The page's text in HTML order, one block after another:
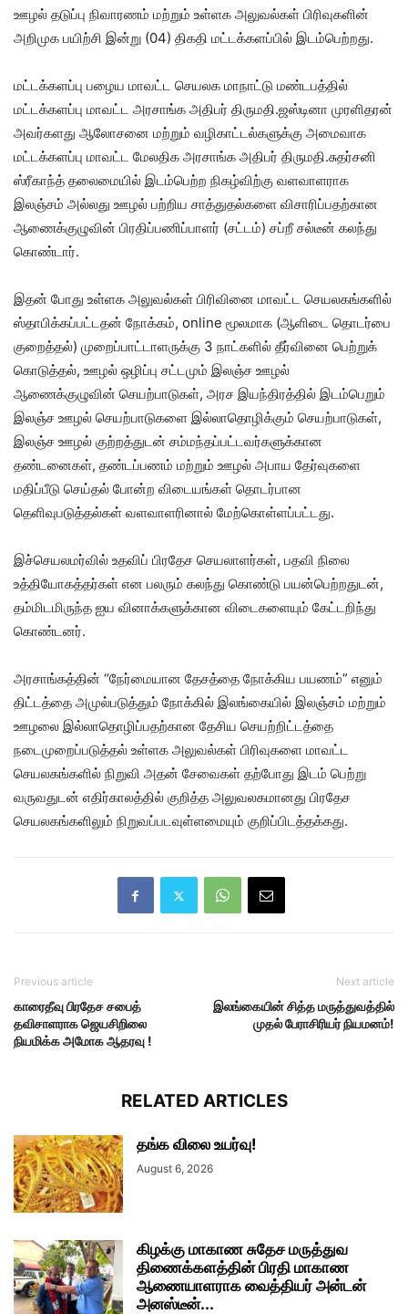
ஊழல் தடுப்பு நிவாரணம் மற்றும் உள்ளக அலுவல்கள் பிரிவுகளின்
அறிமுக பயிற்சி இன்று (04) திகதி மட்டக்களப்பில் இடம்பெற்றது.
மட்டக்களப்பு பழைய மாவட்ட செயலக மாநாட்டு மண்டபத்தில்
மட்டக்களப்பு மாவட்ட அரசாங்க அதிபர் திருமதி.ஜஸ்டினா முரளிதரன்
அவர்களது ஆலோசனை மற்றும் வழிகாட்டல்களுக்கு அமைவாக
மட்டக்களப்பு மாவட்ட மேலதிக அரசாங்க அதிபர் திருமதி.சுதர்சனி
ஸ்ரீகாந்த் தலைமையில் இடம்பெற்ற நிகழ்விற்கு வளவாளராக
இலஞ்சம் அல்லது ஊழல் பற்றிய சாத்துதல்களை விசாரிப்பதற்கான
ஆணைக்குழுவின் பிரதிப்பணிப்பாளர் (சட்டம்) சப்றீ சல்டீன் கலந்து
கொண்டார்.
இதன் போது உள்ளக அலுவல்கள் பிரிவினை மாவட்ட செயலகங்களில்
ஸ்தாபிக்கப்பட்டதன் நோக்கம், online மூலமாக (ஆளிடை தொடர்பை
குறைத்தல்) முறைப்பாட்டாளருக்கு 3 நாட்களில் தீர்வினை பெற்றுக்
கொடுத்தல், ஊழல் ஒழிப்பு சட்டமும் இலஞ்ச ஊழல்
ஆணைக்குழுவின் செயற்பாடுகள், அரச இயந்திரத்தில் இடம்பெறும்
இலஞ்ச ஊழல் செயற்பாடுகளை இல்லாதொழிக்கும் செயற்பாடுகள்,
இலஞ்ச ஊழல் குற்றத்துடன் சம்மந்தப்பட்டவர்களுக்கான
தண்டனைகள், தண்டப்பணம் மற்றும் ஊழல் அபாய தேர்வுகளை
மதிப்பீடு செய்தல் போன்ற விடையங்கள் தொடர்பான
தெளிவுபடுத்தல்கள் வளவாளரினால் மேற்கொள்ளப்பட்டது.
இச்செயலமர்வில் உதவிப் பிரதேச செயலாளர்கள், பதவி நிலை
உத்தியோகத்தர்கள் என பலரும் கலந்து கொண்டு பயன்பெற்றதுடன்,
தம்மிடமிருந்த ஐய வினாக்களுக்கான விடைகளையும் கேட்டறிந்து
கொண்டனர்.
அரசாங்கத்தின் “நேர்மையான தேசத்தை நோக்கிய பயணம்” எனும்
திட்டத்தை அமுல்படுத்தும் நோக்கில் இலங்கையில் இலஞ்சம் மற்றும்
ஊழலை இல்லாதொழிப்பதற்கான தேசிய செயற்றிட்டத்தை
நடைமுறைப்படுத்தல் உள்ளக அலுவல்கள் பிரிவுகளை மாவட்ட
செயலகங்களில் நிறுவி அதன் சேவைகள் தற்போது இடம் பெற்று
வருவதுடன் எதிர்காலத்தில் குறித்த அலுவலகமானது பிரதேச
செயலகங்களிலும் நிறுவப்படவுள்ளமையும் குறிப்பிடத்தக்கது.
Previous article
காரைதீவு பிரதேச சபைத்
தவிசாளராக ஜெயசிறிலை
நியமிக்க அமோக ஆதரவு !
Next article
இலங்கையின் சித்த மருத்துவத்தில்
முதல் பேராசிரியர் நியமனம்!
RELATED ARTICLES
தங்க விலை உயர்வு!
August 6, 2026
கிழக்கு மாகாண சுதேச மருத்துவ
திணைக்களத்தின் பிரதி மாகாண
ஆணையாளராக வைத்தியர் அன்டன்
அனஸ்டீன்...